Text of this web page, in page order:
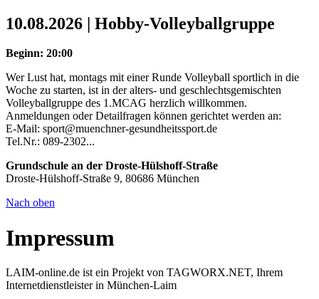
10.08.2026 | Hobby-Volleyballgruppe
Beginn: 20:00
Wer Lust hat, montags mit einer Runde Volleyball sportlich in die
Woche zu starten, ist in der alters- und geschlechtsgemischten
Volleyballgruppe des 1.MCAG herzlich willkommen.
Anmeldungen oder Detailfragen können gerichtet werden an:
E-Mail: sport@muenchner-gesundheitssport.de
Tel.Nr.: 089-2302...
Grundschule an der Droste-Hülshoff-Straße
Droste-Hülshoff-Straße 9, 80686 München
Nach oben
Impressum
LAIM-online.de ist ein Projekt von TAGWORX.NET, Ihrem
Internetdienstleister in München-Laim